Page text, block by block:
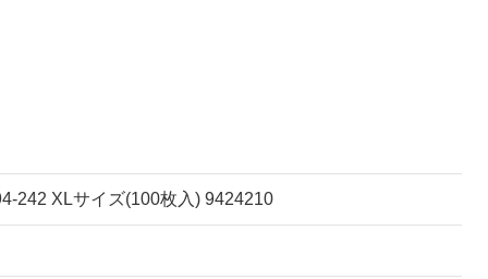
242 XLサイズ(100枚入) 9424210